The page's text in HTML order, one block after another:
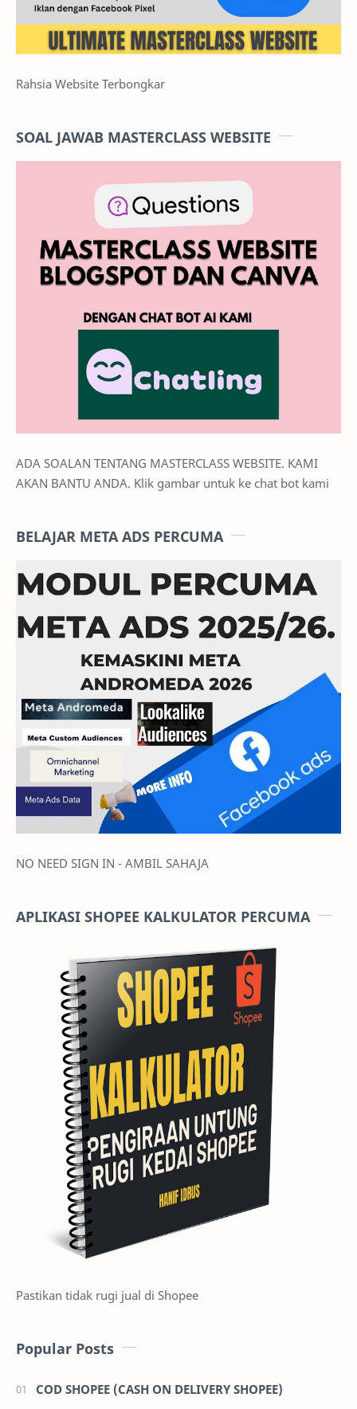
Rahsia Website Terbongkar
SOAL JAWAB MASTERCLASS WEBSITE
ADA SOALAN TENTANG MASTERCLASS WEBSITE. KAMI
AKAN BANTU ANDA. Klik gambar untuk ke chat bot kami
BELAJAR META ADS PERCUMA
NO NEED SIGN IN - AMBIL SAHAJA
APLIKASI SHOPEE KALKULATOR PERCUMA
Pastikan tidak rugi jual di Shopee
Popular Posts
COD SHOPEE (CASH ON DELIVERY SHOPEE)